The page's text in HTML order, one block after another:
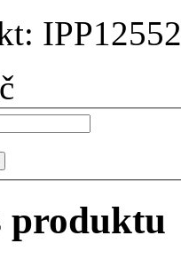
IPP12552
produktu